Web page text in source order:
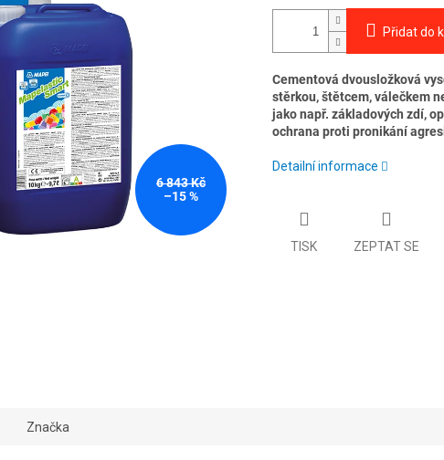
6 843 Kč
–15 %
Přidat do
Cementová dvousložková
stěrkou, štětcem, válečkem
jako např. základových zdí,
ochrana proti pronikání
Detailní informace
TISK ZEPTAT SE
Značka